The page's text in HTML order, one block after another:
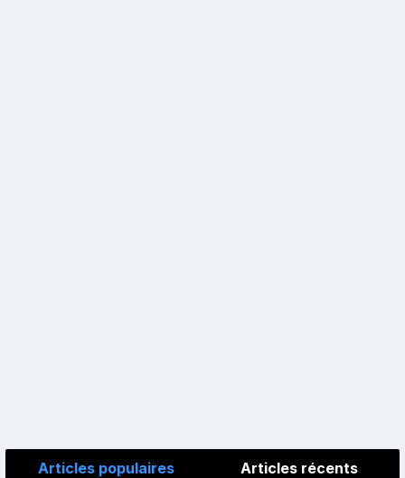
Articles populaires Articles récents